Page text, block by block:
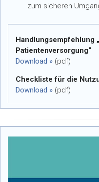
zum sicheren
Handlungsempfehlung
Patientenversorgung“
Download » (pdf)
Checkliste für die
Download » (pdf)